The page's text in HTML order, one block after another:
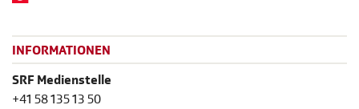
INFORMATIONEN
SRF Medienstelle
+41 58 135 13 50